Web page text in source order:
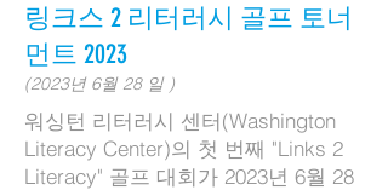
링크스 2 리터러시 골프 토너
먼트 2023
(2023년 6월 28 일 )
워싱턴 리터러시 센터(Washington
Literacy Center)의 첫 번째 "Links 2
Literacy" 골프 대회가 2023년 6월 28